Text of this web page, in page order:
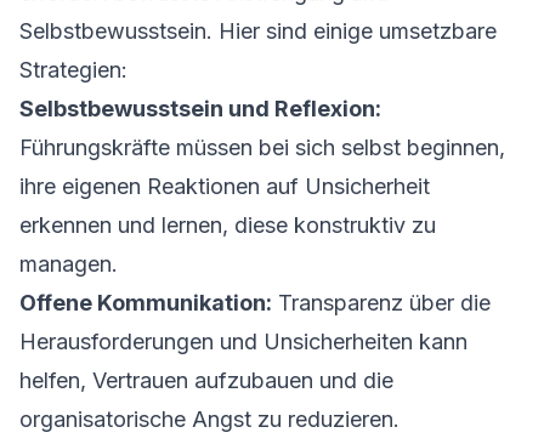
Selbstbewusstsein. Hier sind einige umsetzbare
Strategien:
Selbstbewusstsein und Reflexion:
Führungskräfte müssen bei sich selbst beginnen,
ihre eigenen Reaktionen auf Unsicherheit
erkennen und lernen, diese konstruktiv zu
managen.
Offene Kommunikation: Transparenz über die
Herausforderungen und Unsicherheiten kann
helfen, Vertrauen aufzubauen und die
organisatorische Angst zu reduzieren.